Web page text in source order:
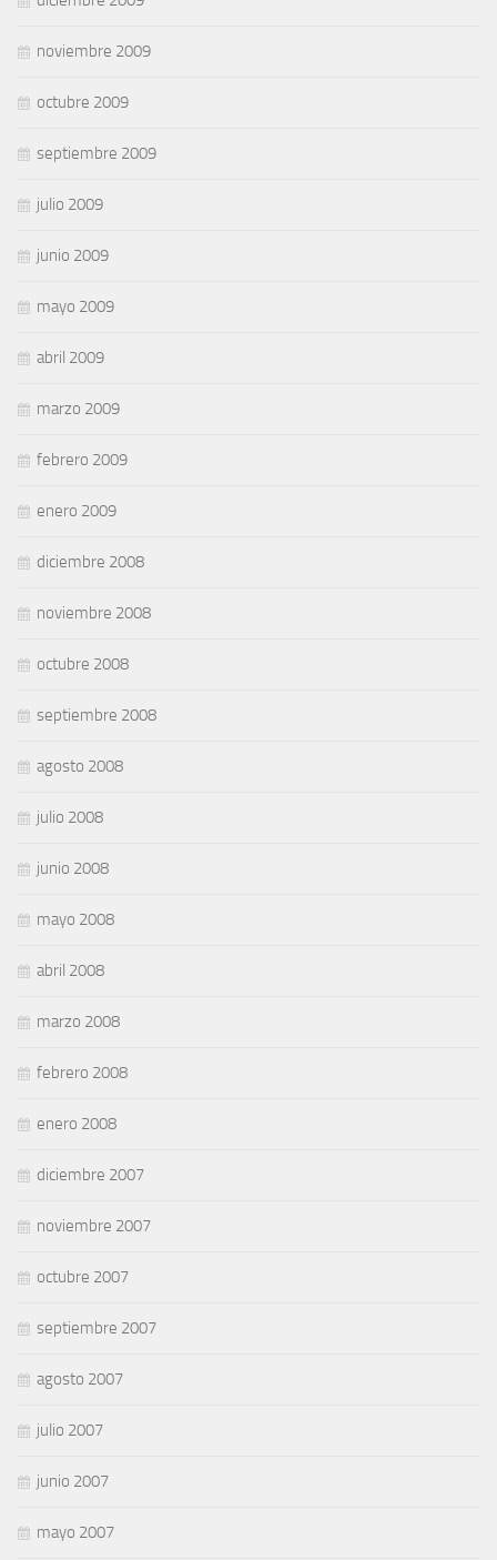
noviembre 2009
octubre 2009
septiembre 2009
julio 2009
junio 2009
mayo 2009
abril 2009
marzo 2009
febrero 2009
enero 2009
diciembre 2008
noviembre 2008
octubre 2008
septiembre 2008
agosto 2008
julio 2008
junio 2008
mayo 2008
abril 2008
marzo 2008
febrero 2008
enero 2008
diciembre 2007
noviembre 2007
octubre 2007
septiembre 2007
agosto 2007
julio 2007
junio 2007
mayo 2007